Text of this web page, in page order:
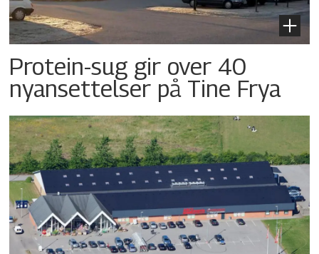
Protein-sug gir over 40
nyansettelser på Tine Frya